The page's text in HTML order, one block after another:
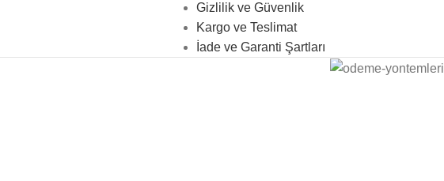
Gizlilik ve Güvenlik
Kargo ve Teslimat
İade ve Garanti Şartları